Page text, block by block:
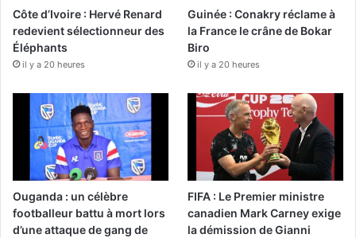
Côte d’Ivoire : Hervé Renard
redevient sélectionneur des
Éléphants
il y a 20 heures
Guinée : Conakry réclame à
la France le crâne de Bokar
Biro
il y a 20 heures
Ouganda : un célèbre
footballeur battu à mort lors
d’une attaque de gang de
FIFA : Le Premier ministre
canadien Mark Carney exige
la démission de Gianni